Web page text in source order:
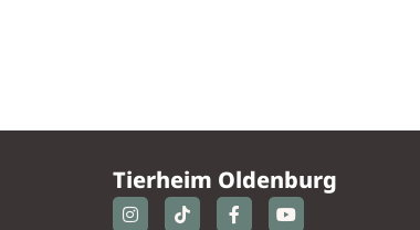
Tierheim Oldenburg